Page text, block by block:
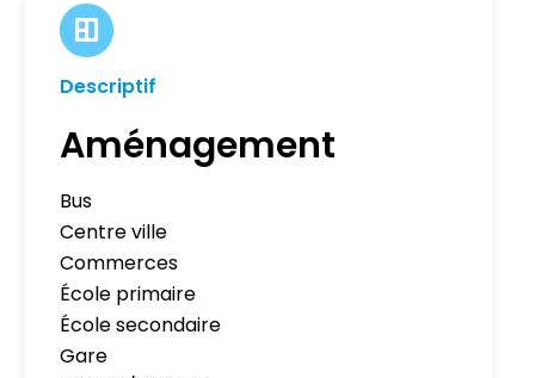
Descriptif
Aménagement
Bus
Centre ville
Commerces
École primaire
École secondaire
Gare